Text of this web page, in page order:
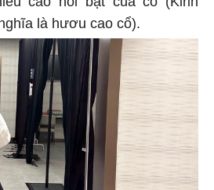
cao nổi bật của cô (Kirin
là hươu cao cổ).